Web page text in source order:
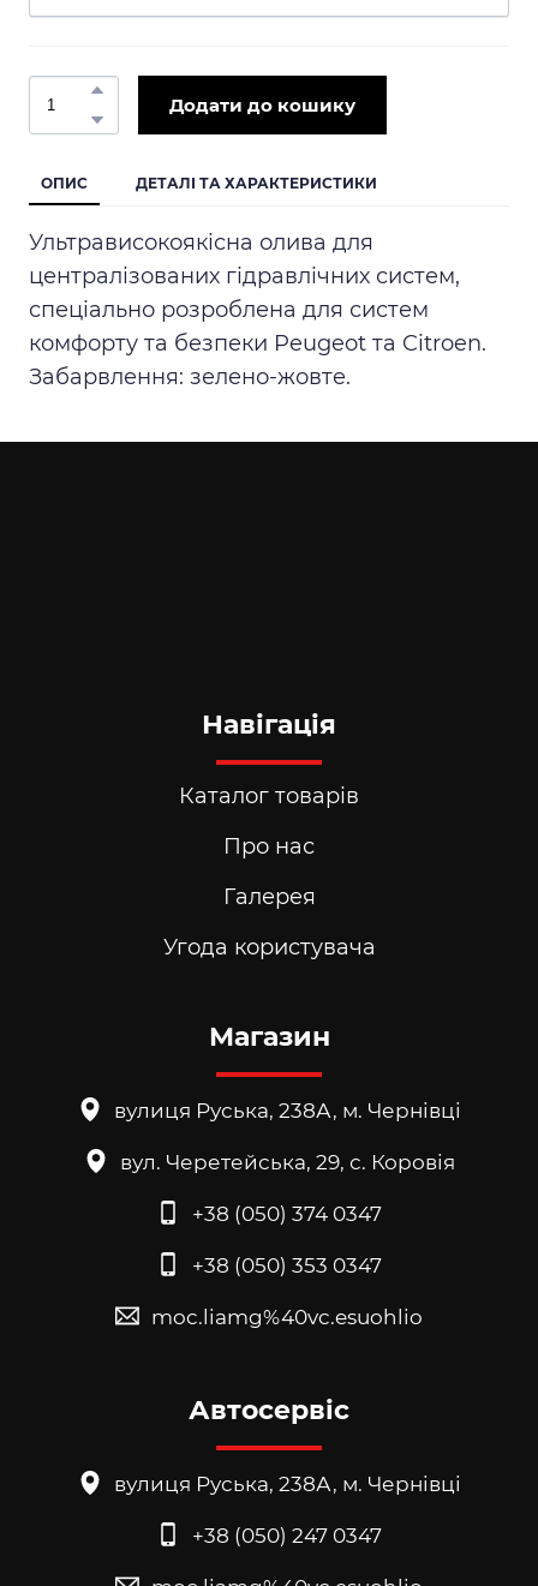
Додати до кошику
ОПИС ДЕТАЛІ ТА ХАРАКТЕРИСТИКИ
Ультрависокоякісна олива для
централізованих гідравлічних систем,
спеціально розроблена для систем
комфорту та безпеки Peugeot та Citroen.
Забарвлення: зелено-жовте.
Навігація
Каталог товарів
Про нас
Галерея
Угода користувача
Магазин
вулиця Руська, 238А, м. Чернівці
вул. Черетейська, 29, с. Коровія
+38 (050) 374 0347
+38 (050) 353 0347
moc.liamg%40vc.esuohlio
Автосервіс
вулиця Руська, 238А, м. Чернівці
+38 (050) 247 0347